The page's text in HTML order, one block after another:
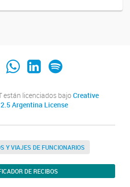
Whats AppLinkedIn
Spotify
están licenciados bajo Creative
Argentina License
Y VIAJES DE FUNCIONARIOS
DE RECIBOS